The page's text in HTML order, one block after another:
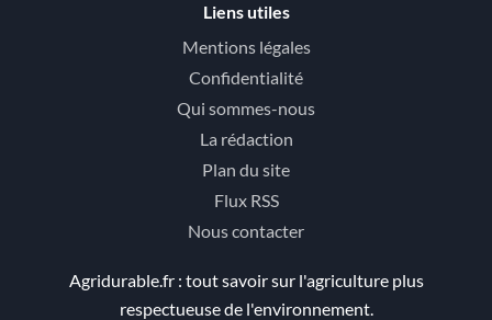
Liens utiles
Mentions légales
Confidentialité
Qui sommes-nous
La rédaction
Plan du site
Flux RSS
Nous contacter
Agridurable.fr : tout savoir sur l'agriculture plus
respectueuse de l'environnement.